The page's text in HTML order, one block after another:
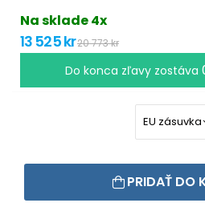
Na sklade 4x
13 525 kr20 773 kr
Do konca zľavy zostáva
PRIDAŤ DO